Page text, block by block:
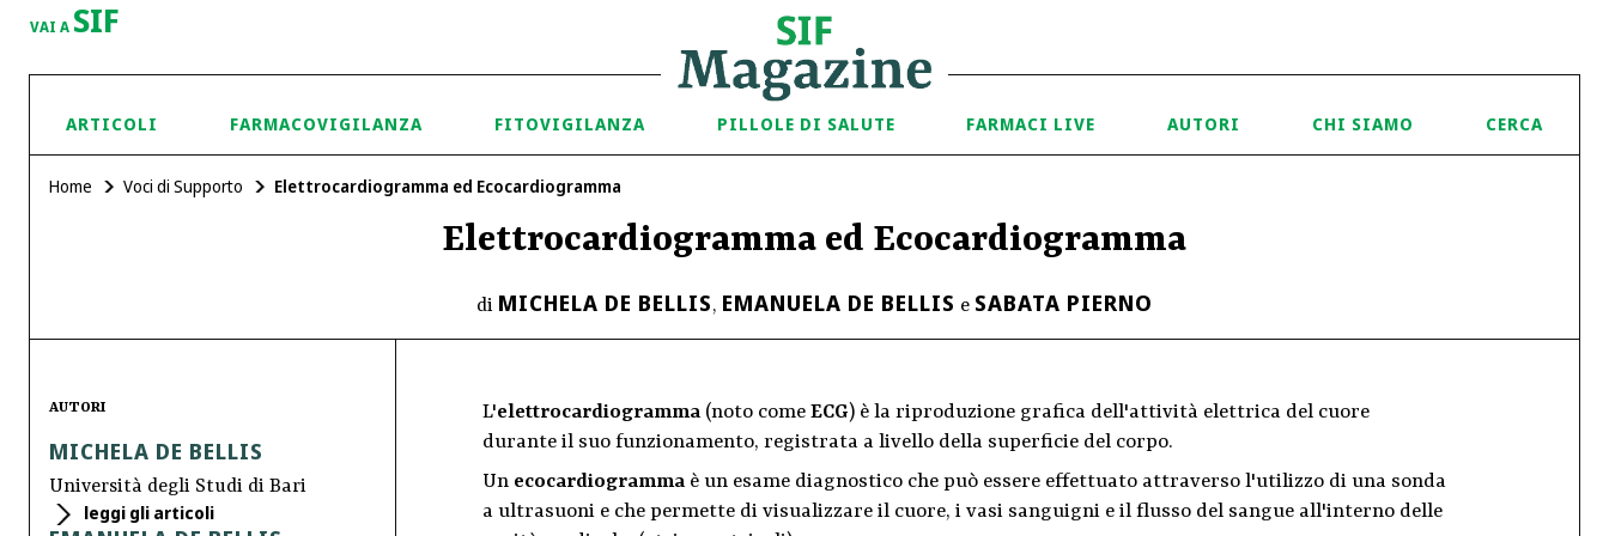
VAI A SIF
ARTICOLI FARMACOVIGILANZA FITOVIGILANZA PILLOLE DI SALUTE FARMACI LIVE AUTORI CHI SIAMO CERCA
Home Voci di Supporto Elettrocardiogramma ed Ecocardiogramma
Elettrocardiogramma ed Ecocardiogramma
di MICHELA DE BELLIS, EMANUELA DE BELLIS e SABATA PIERNO
AUTORI
MICHELA DE BELLIS
Università degli Studi di Bari
leggi gli articoli
L'elettrocardiogramma(noto come ECG) è la riproduzione grafica dell'attività elettrica del cuore
durante il suo funzionamento, registrata a livello della superficie del corpo.
Un ecocardiogrammaè un esame diagnostico che può essere effettuato attraverso l'utilizzo di una sonda
a ultrasuoni e che permette di visualizzare il cuore, i vasi sanguigni e il flusso del sangue all'interno delle